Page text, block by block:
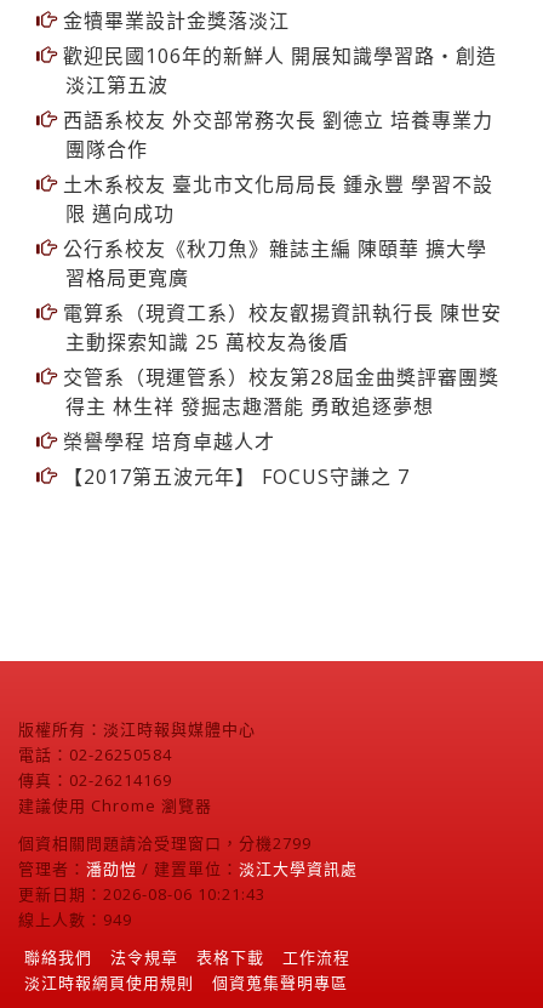
金犢畢業設計金獎落淡江
歡迎民國106年的新鮮人 開展知識學習路‧創造
淡江第五波
西語系校友 外交部常務次長 劉德立 培養專業力
團隊合作
土木系校友 臺北市文化局局長 鍾永豐 學習不設
限 邁向成功
公行系校友《秋刀魚》雜誌主編 陳頤華 擴大學
習格局更寬廣
電算系（現資工系）校友叡揚資訊執行長 陳世安
主動探索知識 25 萬校友為後盾
交管系（現運管系）校友第28屆金曲獎評審團獎
得主 林生祥 發掘志趣潛能 勇敢追逐夢想
榮譽學程 培育卓越人才
【2017第五波元年】 FOCUS守謙之 7
版權所有：淡江時報與媒體中心
電話：02-26250584
傳真：02-26214169
建議使用 Chrome 瀏覽器
個資相關問題請洽受理窗口，分機2799
管理者： 潘劭愷 / 建置單位： 淡江大學資訊處
更新日期：2026-08-06 10:21:43
線上人數：949
聯絡我們
法令規章 表格下載
工作流程
淡江時報網頁使用規則
個資蒐集聲明專區